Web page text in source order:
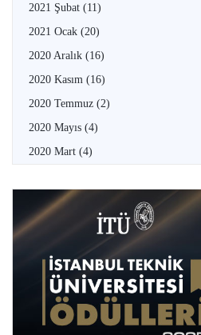
2021 Şubat (11)
2021 Ocak (20)
2020 Aralık (16)
2020 Kasım (16)
2020 Temmuz (2)
2020 Mayıs (4)
2020 Mart (4)